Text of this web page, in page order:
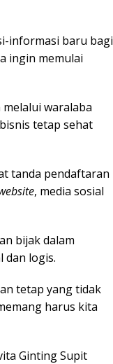
informasi baru bagi
ingin memulai
waralaba
tetap sehat
tanda pendaftaran
, media sosial
bijak dalam
dan logis.
tetap yang tidak
harus kita
Ginting Supit